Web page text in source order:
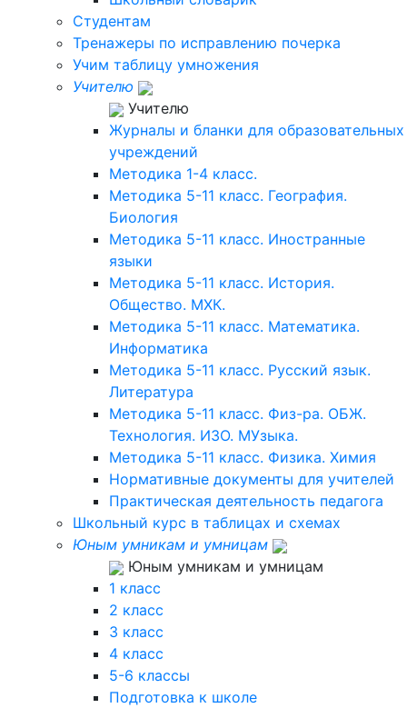
Студентам
Тренажеры по исправлению почерка
Учим таблицу умножения
Учителю
Учителю
Журналы и бланки для образовательных
учреждений
Методика 1-4 класс.
Методика 5-11 класс. География.
Биология
Методика 5-11 класс. Иностранные
языки
Методика 5-11 класс. История.
Общество. МХК.
Методика 5-11 класс. Математика.
Информатика
Методика 5-11 класс. Русский язык.
Литература
Методика 5-11 класс. Физ-ра. ОБЖ.
Технология. ИЗО. МУзыка.
Методика 5-11 класс. Физика. Химия
Нормативные документы для учителей
Практическая деятельность педагога
Школьный курс в таблицах и схемах
Юным умникам и умницам
Юным умникам и умницам
1 класс
2 класс
3 класс
4 класс
5-6 классы
Подготовка к школе